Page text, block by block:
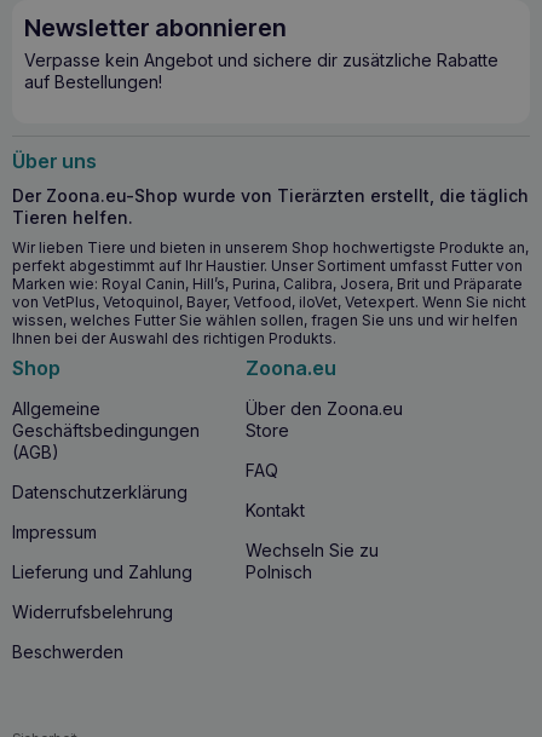
Newsletter abonnieren
Verpasse kein Angebot und sichere dir zusätzliche Rabatte
auf Bestellungen!
Über uns
Der Zoona.eu-Shop wurde von Tierärzten erstellt, die täglich
Tieren helfen.
Wir lieben Tiere und bieten in unserem Shop hochwertigste Produkte an,
perfekt abgestimmt auf Ihr Haustier. Unser Sortiment umfasst Futter von
Marken wie: Royal Canin, Hill’s, Purina, Calibra, Josera, Brit und Präparate
von VetPlus, Vetoquinol, Bayer, Vetfood, iloVet, Vetexpert. Wenn Sie nicht
wissen, welches Futter Sie wählen sollen, fragen Sie uns und wir helfen
Ihnen bei der Auswahl des richtigen Produkts.
Shop
Allgemeine
Geschäftsbedingungen
(AGB)
Datenschutzerklärung
Impressum
Lieferung und Zahlung
Widerrufsbelehrung
Beschwerden
Zoona.eu
Über den Zoona.eu
Store
FAQ
Kontakt
Wechseln Sie zu
Polnisch